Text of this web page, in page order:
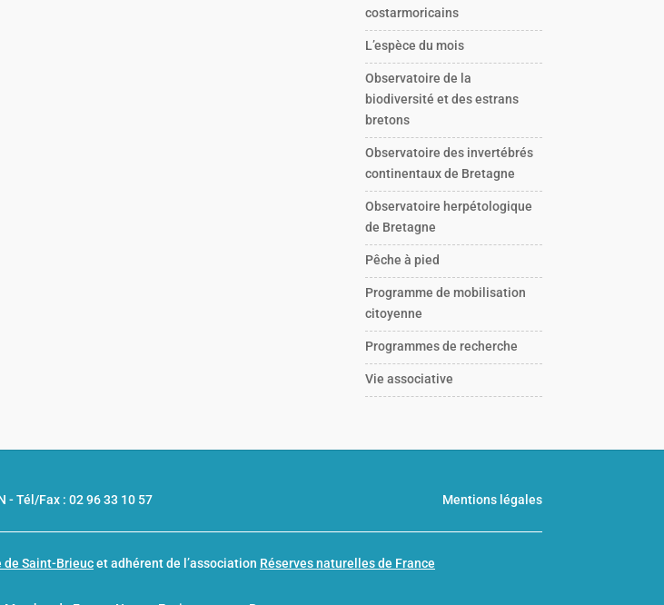
costarmoricains
L’espèce du mois
Observatoire de la
biodiversité et des estrans
bretons
Observatoire des invertébrés
continentaux de Bretagne
Observatoire herpétologique
de Bretagne
Pêche à pied
Programme de mobilisation
citoyenne
Programmes de recherche
Vie associative
-Tél/Fax : 02 96 33 10 57 Mentions légales
de Saint-Brieucet adhérent de l’association Réserves naturelles de France